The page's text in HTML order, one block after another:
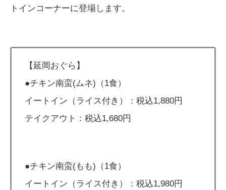
トインコーナーに登場します。
【延岡おぐら】
●チキン南蛮(ムネ)（1食）
イートイン（ライス付き）：税込1,880円
テイクアウト：税込1,680円
●チキン南蛮(もも)（1食）
イートイン（ライス付き）：税込1,980円